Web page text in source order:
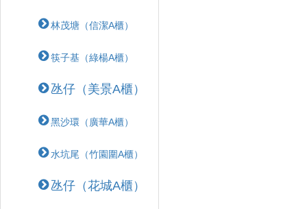
林茂塘（信潔A櫃）
筷子基（綠楊A櫃）
氹仔（美景A櫃）
黑沙環（廣華A櫃）
水坑尾（竹園圍A櫃）
氹仔（花城A櫃）